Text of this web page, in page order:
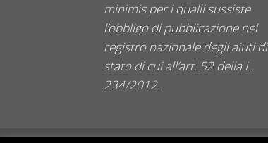
minimis per i qualli sussiste
l’obbligo di pubblicazione nel
registro nazionale degli aiuti di
stato di cui all’art. 52 della L.
234/2012.